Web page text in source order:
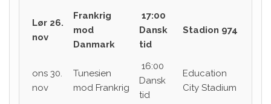
Lør 26.
nov
Frankrig
mod
Danmark
17:00
Dansk
tid
Stadion 974
ons 30.
nov
Tunesien
mod Frankrig
16:00
Dansk
tid
Education
City Stadium